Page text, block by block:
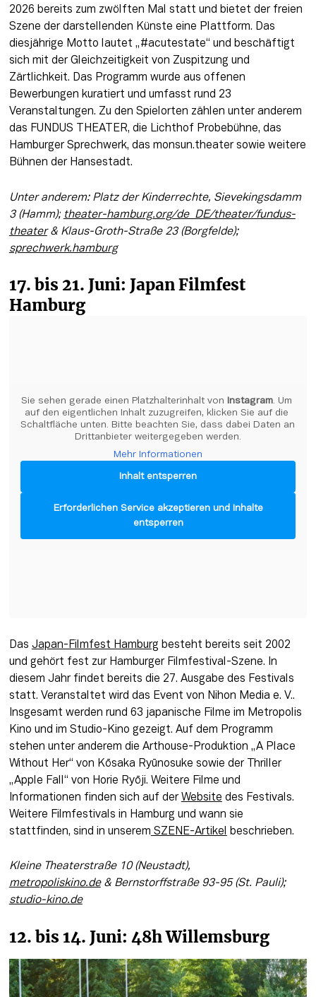
2026 bereits zum zwölften Mal statt und bietet der freien
Szene der darstellenden Künste eine Plattform. Das
diesjährige Motto lautet „#acutestate“ und beschäftigt
sich mit der Gleichzeitigkeit von Zuspitzung und
Zärtlichkeit. Das Programm wurde aus offenen
Bewerbungen kuratiert und umfasst rund 23
Veranstaltungen. Zu den Spielorten zählen unter anderem
das FUNDUS THEATER, die Lichthof Probebühne, das
Hamburger Sprechwerk, das monsun.theater sowie weitere
Bühnen der Hansestadt.
Unter anderem: Platz der Kinderrechte, Sievekingsdamm
3 (Hamm); theater-hamburg.org/de_DE/theater/fundus-
theater
& Klaus-Groth-Straße 23 (Borgfelde);
sprechwerk.hamburg
17. bis 21. Juni: Japan Filmfest
Hamburg
Sie sehen gerade einen Platzhalterinhalt von Instagram. Um
auf den eigentlichen Inhalt zuzugreifen, klicken Sie auf die
Schaltfläche unten. Bitte beachten Sie, dass dabei Daten an
Drittanbieter weitergegeben werden.
Mehr Informationen
Inhalt entsperren
Erforderlichen Service akzeptieren und Inhalte
entsperren
Das Japan-Filmfest Hamburg besteht bereits seit 2002
und gehört fest zur Hamburger Filmfestival-Szene. In
diesem Jahr findet bereits die 27. Ausgabe des Festivals
statt. Veranstaltet wird das Event von Nihon Media e. V..
Insgesamt werden rund 63 japanische Filme im Metropolis
Kino und im Studio-Kino gezeigt. Auf dem Programm
stehen unter anderem die Arthouse-Produktion „A Place
Without Her“ von Kōsaka Ryūnosuke sowie der Thriller
„Apple Fall“ von Horie Ryōji. Weitere Filme und
Informationen finden sich auf der Website des Festivals.
Weitere Filmfestivals in Hamburg und wann sie
stattfinden, sind in unserem SZENE-Artikel beschrieben.
metropoliskino.de
& Bernstorffstraße 93-95 (St. Pauli);
studio-kino.de
12. bis 14. Juni: 48h Willemsburg